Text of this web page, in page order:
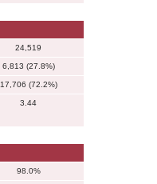
24,519
6,813 (27.8%)
17,706 (72.2%)
3.44
98.0%